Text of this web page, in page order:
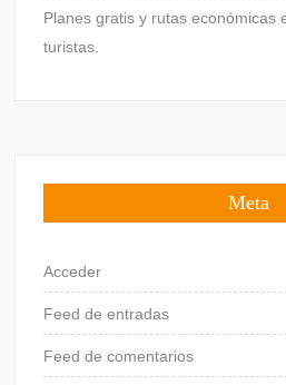
Planes gratis y rutas económicas
turistas.
Meta
Acceder
Feed de entradas
Feed de comentarios